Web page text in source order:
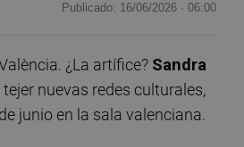
Publicado: 16/06/2026 · 06:00
¿La artífice? Sandra
nuevas redes culturales,
junio en la sala valenciana.